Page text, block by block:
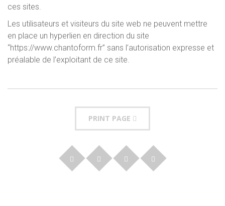
ces sites.
Les utilisateurs et visiteurs du site web ne peuvent mettre
en place un hyperlien en direction du site
“https://www.chantoform.fr” sans l’autorisation expresse et
préalable de l’exploitant de ce site.
PRINT PAGE